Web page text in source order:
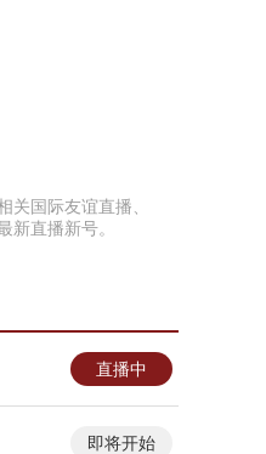
国际友谊直播、
直播新号。
直播中
即将开始